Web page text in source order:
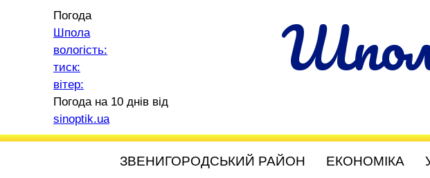
Погода
Шпола
вологість:
тиск:
вітер:
Погода на 10 днів від
sinoptik.ua
ЗВЕНИГОРОДСЬКИЙ РАЙОН ЕКОНОМІКА